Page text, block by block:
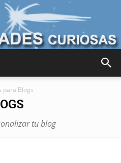
para Blogs
tu blog